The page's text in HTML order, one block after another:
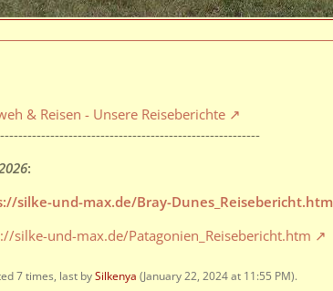
& Reisen - Unsere Reiseberichte
:
silke-und-max.de/Bray-Dunes_Reisebericht.htm
silke-und-max.de/Patagonien_Reisebericht.htm
7 times, last bySilkenya (January 22, 2024 at 11:55 PM).